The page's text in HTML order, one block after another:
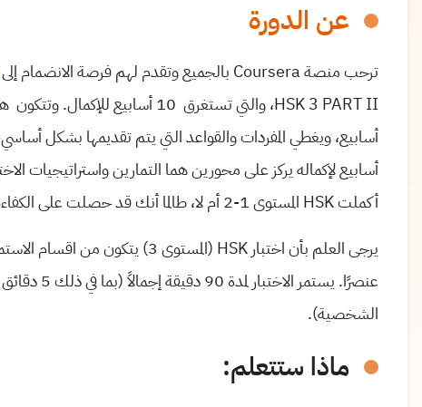
عن الدورة
ترحب منصة Coursera بالجميع وتقدم لهم فرصة الانضمام إلى
أسابيع لإكماله يركز على محورين هما التمارين واستراتيجيات
أكملت HSK المستوى 1-2 أم لا، طالما أنك قد حصلت على الكفاءة الأساسية في اللغة الصينية.
عنصرًا.
الشخصية).
ماذا ستتعلم: